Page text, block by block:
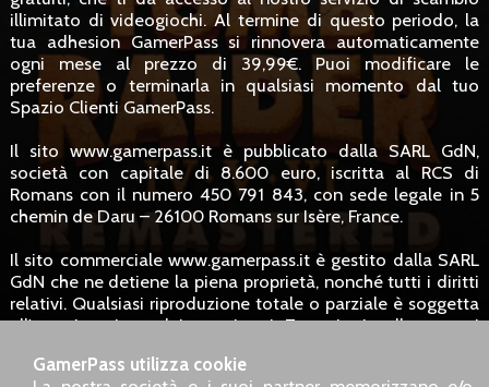
illimitato di videogiochi. Al termine di questo periodo, la
tua adhesion GamerPass si rinnovera automaticamente
ogni mese al prezzo di 39,99€. Puoi modificare le
preferenze o terminarla in qualsiasi momento dal tuo
Spazio Clienti GamerPass.
Il sito www.gamerpass.it è pubblicato dalla SARL GdN,
società con capitale di 8.600 euro, iscritta al RCS di
Romans con il numero 450 791 843, con sede legale in 5
chemin de Daru – 26100 Romans sur Isère, France.
Il sito commerciale www.gamerpass.it è gestito dalla SARL
GdN che ne detiene la piena proprietà, nonché tutti i diritti
relativi. Qualsiasi riproduzione totale o parziale è soggetta
all'autorizzazione dei proprietari. Tuttavia, i collegamenti
specifica.
GamerPass utilizza cookie